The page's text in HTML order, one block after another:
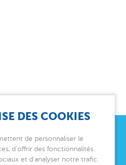
DES COOKIES
de personnaliser le
d’offrir des fonctionnalités
et d’analyser notre trafic.